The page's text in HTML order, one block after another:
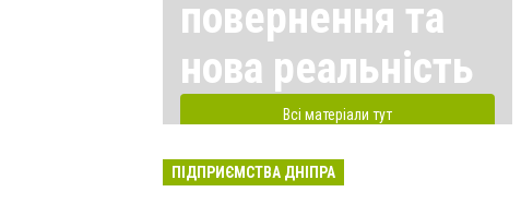
повернення та
нова реальність
Всі матеріали тут
ПІДПРИЄМСТВА ДНІПРА